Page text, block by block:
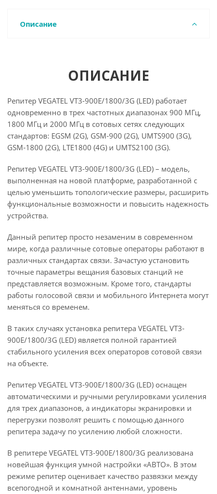
Описание
ОПИСАНИЕ
Репитер VEGATEL VT3-900E/1800/3G (LED) работает
одновременно в трех частотных диапазонах 900 МГц,
1800 МГц и 2000 МГц в сотовых сетях следующих
стандартов: EGSM (2G), GSM-900 (2G), UMTS900 (3G),
GSM-1800 (2G), LTE1800 (4G) и UMTS2100 (3G).
Репитер VEGATEL VT3-900E/1800/3G (LED) – модель,
выполненная на новой платформе, разработанной с
целью уменьшить топологические размеры, расширить
функциональные возможности и повысить надежность
устройства.
Данный репитер просто незаменим в современном
мире, когда различные сотовые операторы работают в
различных стандартах связи. Зачастую установить
точные параметры вещания базовых станций не
представляется возможным. Кроме того, стандарты
работы голосовой связи и мобильного Интернета могут
меняться со временем.
В таких случаях установка репитера VEGATEL VT3-
900E/1800/3G (LED) является полной гарантией
стабильного усиления всех операторов сотовой связи
на объекте.
Репитер VEGATEL VT3-900E/1800/3G (LED) оснащен
автоматическими и ручными регулировками усиления
для трех диапазонов, а индикаторы экранировки и
перегрузки позволят решить с помощью данного
репитера задачу по усилению любой сложности.
В репитере VEGATEL VT3-900E/1800/3G реализована
новейшая функция умной настройки «АВТО». В этом
режиме репитер оценивает качество развязки между
всепогодной и комнатной антеннами, уровень